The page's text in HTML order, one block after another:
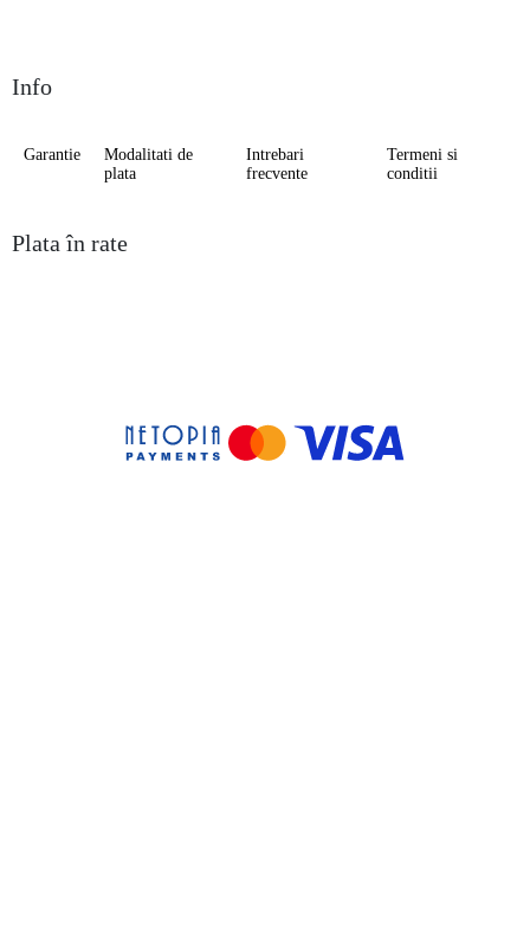
Info
Garantie
Modalitati de
plata
Intrebari
frecvente
Termeni si
conditii
Plata în rate